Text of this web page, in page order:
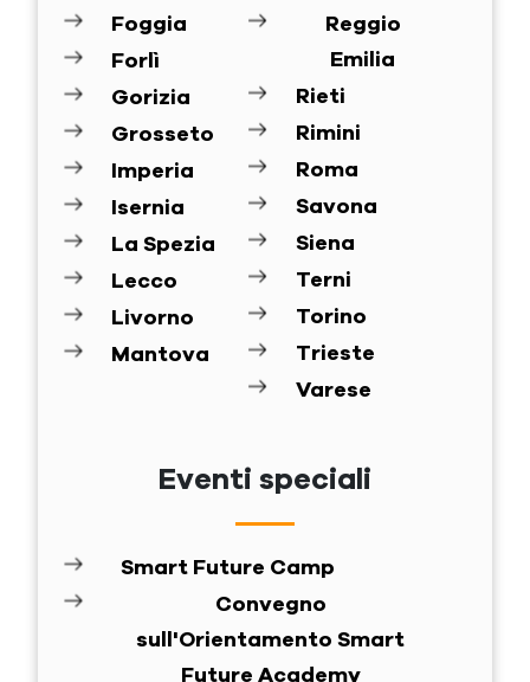
Foggia
Forlì
Gorizia
Grosseto
Imperia
Isernia
La Spezia
Lecco
Livorno
Mantova
Reggio
Emilia
Rieti
Rimini
Roma
Savona
Siena
Terni
Torino
Trieste
Varese
Eventi speciali
Smart Future Camp
Convegno
sull'Orientamento Smart
Future Academy